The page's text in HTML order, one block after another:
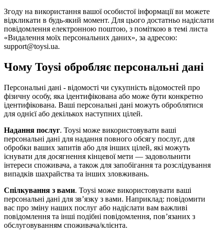
Згоду на використання вашої особистої інформації ви можете
відкликати в будь-який момент. Для цього достатньо надіслати
повідомлення електронною поштою, з поміткою в темі листа
«Видалення моїх персональних даних», за адресою:
support@toysi.ua.
Чому Toysi обробляє персональні дані
Персональні дані - відомості чи сукупність відомостей про
фізичну особу, яка ідентифікована або може бути конкретно
ідентифікована. Ваші персональні дані можуть оброблятися
для однієї або декількох наступних цілей.
Надання послуг. Toysi може використовувати ваші
персональні дані для надання повного обсягу послуг, для
обробки ваших запитів або для інших цілей, які можуть
існувати для досягнення кінцевої мети — задовольнити
інтереси споживача, а також для запобігання та розслідування
випадків шахрайства та інших зловживань.
Спілкування з вами. Toysi може використовувати ваші
персональні дані для зв’язку з вами. Наприклад: повідомити
вас про зміну наших послуг або надіслати вам важливі
повідомлення та інші подібні повідомлення, пов’язаних з
обслуговуванням споживача/клієнта.